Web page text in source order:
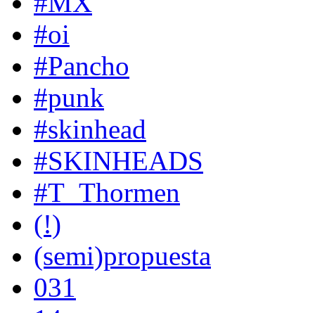
#oi
#Pancho
#punk
#skinhead
#SKINHEADS
#T_Thormen
(!)
(semi)propuesta
031